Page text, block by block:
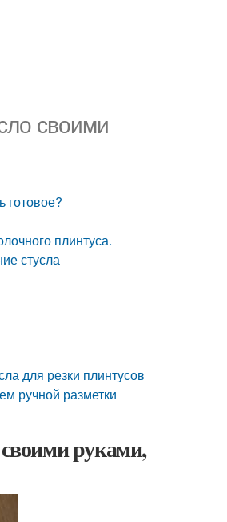
своими
готовое?
плинтуса.
стусла
для резки плинтусов
ручной разметки
своими руками,